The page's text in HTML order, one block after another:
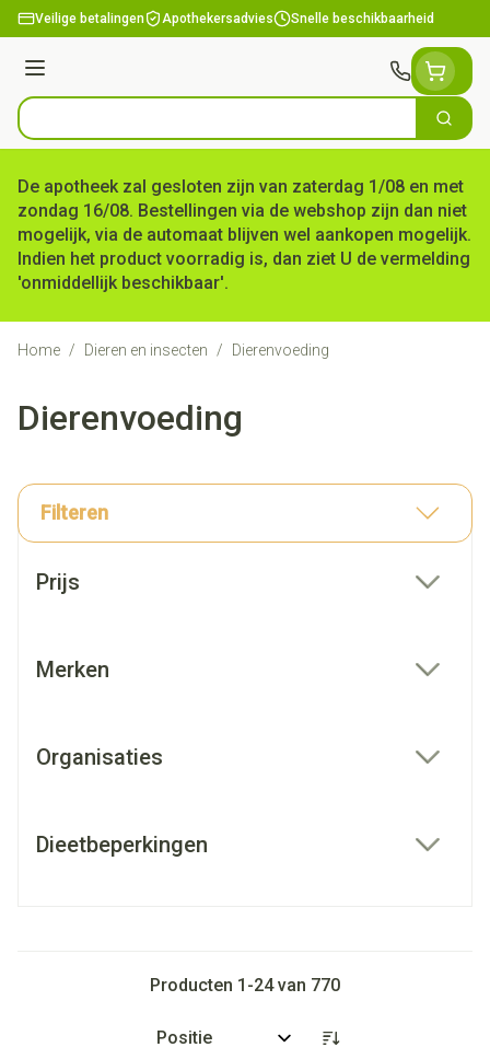
Ga naar de inhoud
Veilige betalingen Apothekersadvies Snelle beschikbaarheid
Menu
Product, merk, categorie... Zoek
De apotheek zal gesloten zijn van zaterdag 1/08 en met
zondag 16/08. Bestellingen via de webshop zijn dan niet
mogelijk, via de automaat blijven wel aankopen mogelijk.
Indien het product voorradig is, dan ziet U de vermelding
'onmiddellijk beschikbaar'.
Home / Dieren en insecten / Dierenvoeding
Dierenvoeding
Filteren
Prijs
Merken
Organisaties
Dieetbeperkingen
Producten 1 -24van 770
Sorteer op: